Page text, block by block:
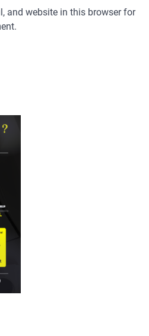
and website in this browser for